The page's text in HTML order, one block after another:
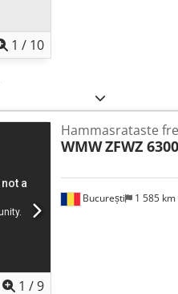
1 / 10
1 /9
București 1 585 km
Hammasrataste
WMWZFWZ